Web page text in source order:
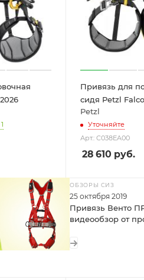
Привязь для
сидя Petzl
Petzl
Уточняйте
Арт.: C038EA00
28 610 руб.
ОБЗОРЫ СИЗ
25 октября 2019
Привязь Венто
видеообзор от